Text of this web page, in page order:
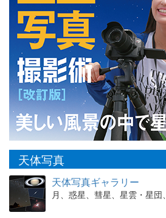
天体写真
天体写真ギャラリー
月、惑星、彗星、星雲・星